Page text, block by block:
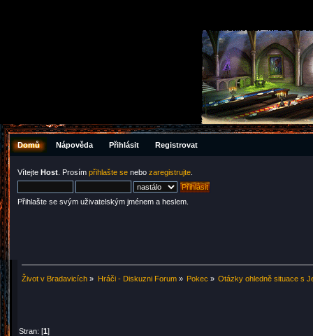
Domů Nápověda Přihlásit Registrovat
Vítejte Host . Prosím přihlašte se nebo zaregistrujte
Přihlašte se svým uživatelským jménem a heslem.
Život v Bradavicích » Hráči - Diskuzni Forum» Pokec » Otázky ohledně situace s
Stran: [1]